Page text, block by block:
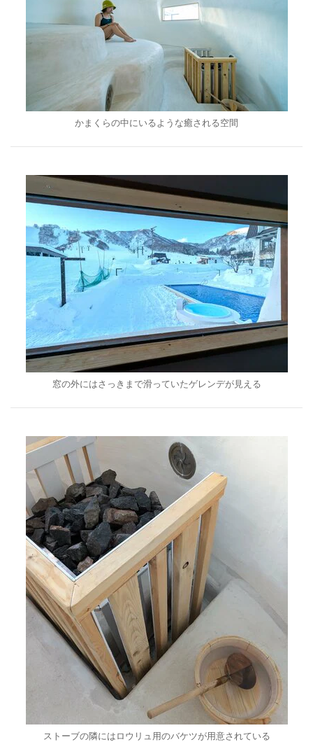
かまくらの中にいるような癒される空間
窓の外にはさっきまで滑っていたゲレンデが見える
ストーブの隣にはロウリュ用のバケツが用意されている